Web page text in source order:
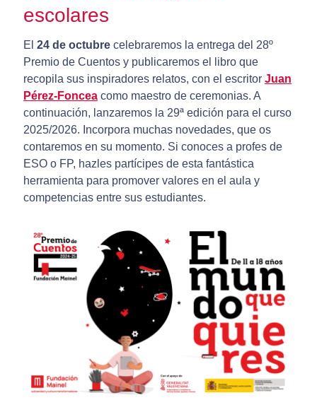
escolares
El 24 de octubrecelebraremos la entrega del 28º
Premio de Cuentos y publicaremos el libro que
recopila sus inspiradores relatos, con el escritor Juan
Pérez-Fonceacomo maestro de ceremonias. A
continuación, lanzaremos la 29ª edición para el curso
2025/2026. Incorpora muchas novedades, que os
contaremos en su momento. Si conoces a profes de
ESO o FP, hazles partícipes de esta fantástica
herramienta para promover valores en el aula y
competencias entre sus estudiantes.